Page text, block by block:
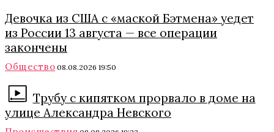
Девочка из США с «маской Бэтмена» уедет
из России 13 августа — все операции
закончены
Общество 08.08.2026 19:50
Трубу с кипятком прорвало в доме на
улице Александра Невского